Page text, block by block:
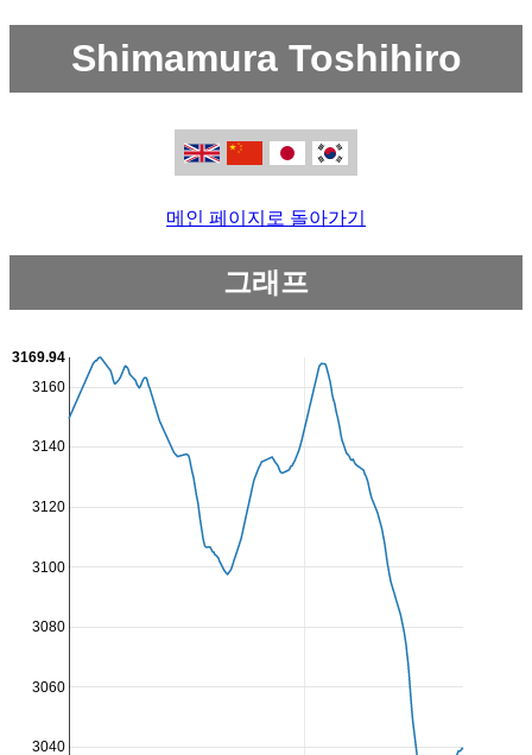
Shimamura Toshihiro
메인 페이지로 돌아가기
그래프
3040
3060
3080
3100
3120
3140
3160
3169.94